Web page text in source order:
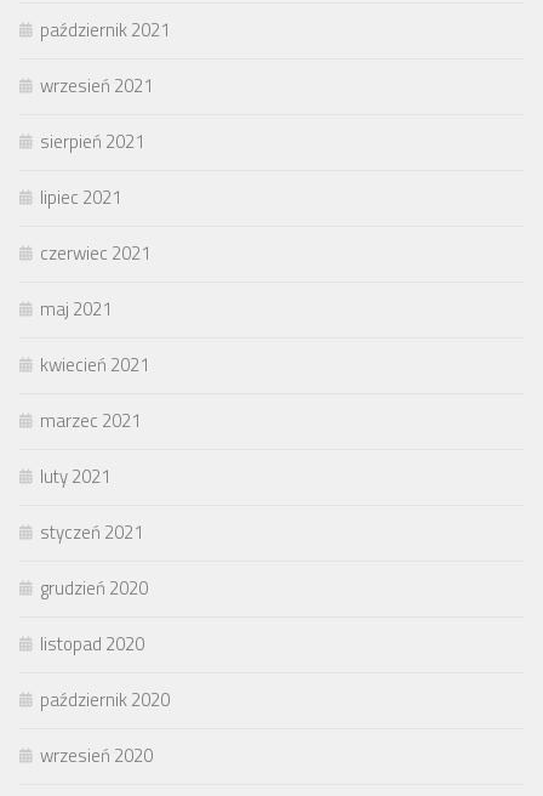
październik 2021
wrzesień 2021
sierpień 2021
lipiec 2021
czerwiec 2021
maj 2021
kwiecień 2021
marzec 2021
luty 2021
styczeń 2021
grudzień 2020
listopad 2020
październik 2020
wrzesień 2020